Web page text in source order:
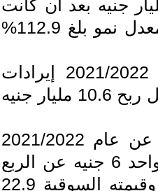
الملكية للشركة 17.8 مليار جنيه بعد ان كانت
في العام الماضي 8.3 مليار جنيه وبمعدل نمو بلغ 112.9%
- حققت الشركة في العام المالي 2021/2022 إيرادات
ومبيعات بلغت 16.2 مليار جنيه ومجمل ربح 10.6 مليار جنيه
- بعد إعلان القوائم المالية للشركة عن عام 2021/2022
أصبحت حصة السهم من أرباح عام واحد 6 جنيه عن الربع
الرابع بينما قيمته الأسمية 1.5 جنيه وقيمته السوقية 22.9